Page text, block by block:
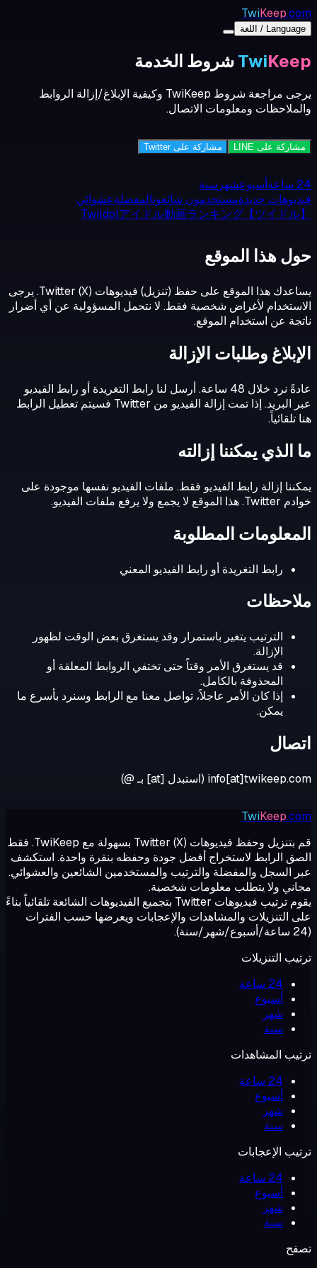
TwiKeep.com
Language / اللغة
TwiKeep شروط الخدمة
يرجى مراجعة شروط TwiKeep وكيفية الإبلاغ/إزالة الروابط
والملاحظات ومعلومات الاتصال.
مشاركة على LINE مشاركة على Twitter
24 ساعة أسبوعشهر سنة
فيديوهات جديدةمستخدمون شائعونالمفضلةعشوائي
TwiIdolアイドル動画ランキング【ツイドル】
حول هذا الموقع
يساعدك هذا الموقع على حفظ (تنزيل) فيديوهات Twitter (X). يرجى
الاستخدام لأغراض شخصية فقط. لا نتحمل المسؤولية عن أي أضرار
ناتجة عن استخدام الموقع.
الإبلاغ وطلبات الإزالة
عادةً نرد خلال 48 ساعة. أرسل لنا رابط التغريدة أو رابط الفيديو
عبر البريد. إذا تمت إزالة الفيديو من Twitter فسيتم تعطيل الرابط
هنا تلقائياً.
ما الذي يمكننا إزالته
يمكننا إزالة رابط الفيديو فقط. ملفات الفيديو نفسها موجودة على
خوادم Twitter. هذا الموقع لا يجمع ولا يرفع ملفات الفيديو.
المعلومات المطلوبة
رابط التغريدة أو رابط الفيديو المعني
ملاحظات
الترتيب يتغير باستمرار وقد يستغرق بعض الوقت لظهور
الإزالة.
قد يستغرق الأمر وقتاً حتى تختفي الروابط المعلقة أو
المحذوفة بالكامل.
إذا كان الأمر عاجلاً، تواصل معنا مع الرابط وسنرد بأسرع ما
يمكن.
اتصال
info[at]twikeep.com (استبدل [at] بـ @)
TwiKeep.com
قم بتنزيل وحفظ فيديوهات Twitter (X) بسهولة مع TwiKeep. فقط
الصق الرابط لاستخراج أفضل جودة وحفظه بنقرة واحدة. استكشف
عبر السجل والمفضلة والترتيب والمستخدمين الشائعين والعشوائي.
مجاني ولا يتطلب معلومات شخصية.
يقوم ترتيب فيديوهات Twitter بتجميع الفيديوهات الشائعة تلقائياً بناءً
على التنزيلات والمشاهدات والإعجابات ويعرضها حسب الفترات
(24 ساعة/أسبوع/شهر/سنة).
ترتيب التنزيلات
24 ساعة
أسبوع
شهر
سنة
ترتيب المشاهدات
24 ساعة
أسبوع
شهر
سنة
ترتيب الإعجابات
24 ساعة
أسبوع
شهر
سنة
تصفح